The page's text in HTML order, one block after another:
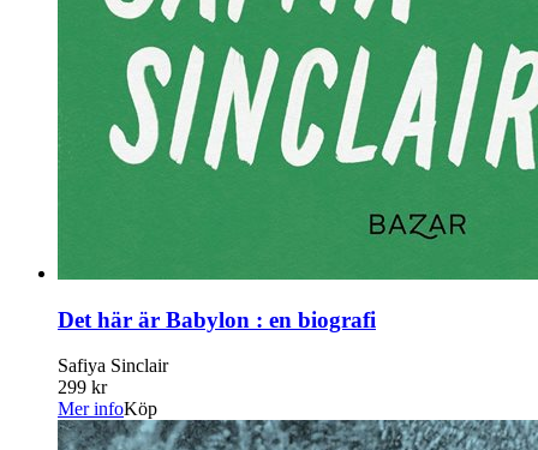
Det här är Babylon : en biografi
Safiya Sinclair
299 kr
Mer infoKöp